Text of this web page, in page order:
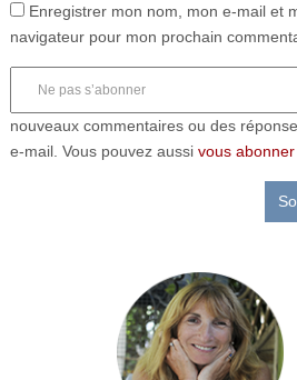
Enregistrer mon nom, mon e-mail et
navigateur pour mon prochain
nouveaux commentaires ou des
e-mail. Vous pouvez aussi vous abonner